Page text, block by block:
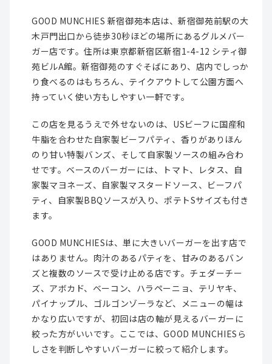
GOOD MUNCHIES 新宿御苑本店は、新宿御苑前駅の大
木戸門出口から徒歩30秒ほどの場所にあるグルメバー
ガー店です。住所は東京都新宿区新宿1-4-12 シティ御
苑ビルA館。新宿御苑のすぐそばにあり、店内でしっか
り食べるのはもちろん、テイクアウトして公園方面へ
持っていく使い方もしやすい一軒です。
この店を見るうえで外せないのは、USビーフに国産和
牛脂を合わせた自家製ビーフパティ、香りがありほん
のり甘い特製バンズ、そして自家製ソースの組み合わ
せです。ベースのバーガーには、トマト、レタス、自
家製マヨネーズ、自家製マスタードソース、ビーフパ
ティ、自家製BBQソースが入り、ポテトSサイズも付き
ます。
GOOD MUNCHIESは、単に大きいバーガーを出す店で
はありません。肉汁のあるパティを、甘みのあるバン
ズと複数のソースで受け止める店です。チェダーチー
ズ、アボカド、ベーコン、ハラペーニョ、テリヤキ、
パイナップル、ゴルゴンゾーラなど、メニューの幅は
かなり広いですが、初回は店の軸が見えるバーガーに
絞った方がいいです。ここでは、GOOD MUNCHIESら
しさを判断しやすいバーガーに絞って紹介します。